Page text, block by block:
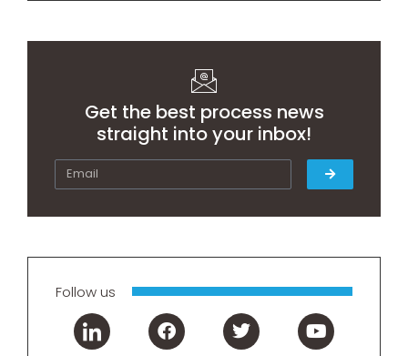
Get the best process news
straight into your inbox!
Follow us